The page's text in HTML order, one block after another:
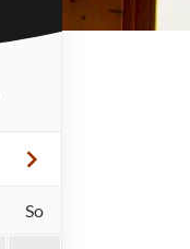
So